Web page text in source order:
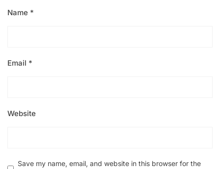
Name *
Email *
Website
Save my name, email, and website in this browser for the